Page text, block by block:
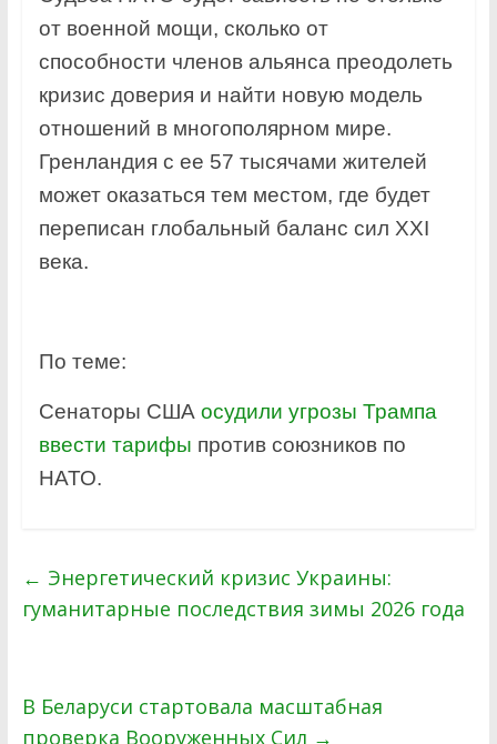
от военной мощи, сколько от
способности членов альянса преодолеть
кризис доверия и найти новую модель
отношений в многополярном мире.
Гренландия с ее 57 тысячами жителей
может оказаться тем местом, где будет
переписан глобальный баланс сил XXI
века.
По теме:
Сенаторы США осудили угрозы Трампа
ввести тарифы против союзников по
НАТО.
← Энергетический кризис Украины:
гуманитарные последствия зимы 2026 года
В Беларуси стартовала масштабная
проверка Вооруженных Сил →